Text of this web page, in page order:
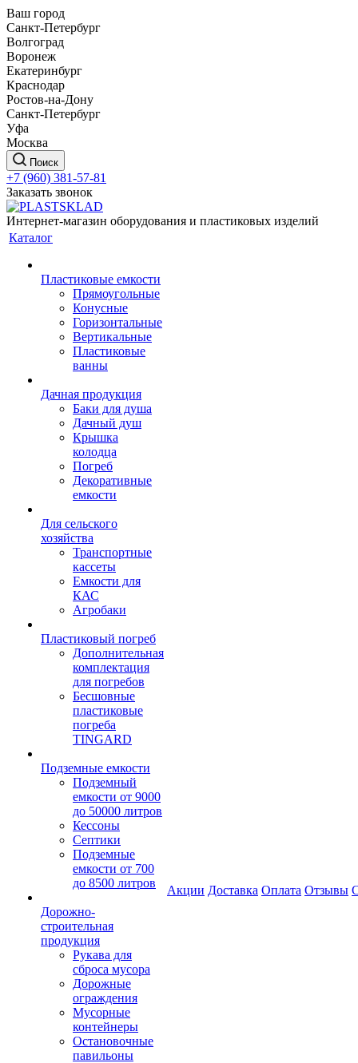
Ваш город
Санкт-Петербург
Волгоград
Воронеж
Екатеринбург
Краснодар
Ростов-на-Дону
Санкт-Петербург
Уфа
Москва
Поиск
+7 (960) 381-57-81
Заказать звонок
Интернет-магазин оборудования и пластиковых изделий
Каталог
Пластиковые емкости
Прямоугольные
Конусные
Горизонтальные
Вертикальные
Пластиковые
ванны
Дачная продукция
Баки для душа
Дачный душ
Крышка
колодца
Погреб
Декоративные
емкости
Для сельского
хозяйства
Транспортные
кассеты
Емкости для
КАС
Агробаки
Пластиковый погреб
Дополнительная
комплектация
для погребов
Бесшовные
пластиковые
погреба
TINGARD
Подземные емкости
Подземный
емкости от 9000
до 50000 литров
Кессоны
Септики
Подземные
емкости от 700
до 8500 литров
Дорожно-
строительная
продукция
Рукава для
сброса мусора
Дорожные
ограждения
Мусорные
контейнеры
Остановочные
павильоны
Акции Доставка Оплата Отзывы